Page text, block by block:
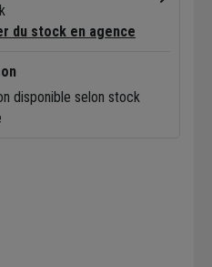
du stock en agence
disponible selon stock